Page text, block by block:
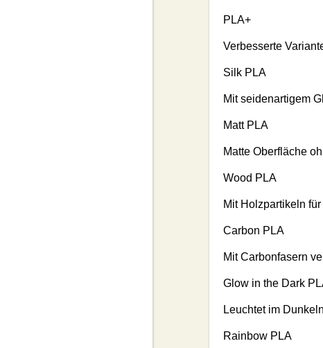
PLA+
Verbesserte
Silk PLA
Mit seidenartigem
Matt PLA
Matte Oberfläche
Wood PLA
Mit Holzpartikeln
Carbon PLA
Mit Carbonfasern
Glow in the Dark
Leuchtet im
Rainbow PLA